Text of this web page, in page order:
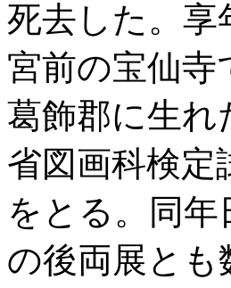
死去した。享
宮前の宝仙寺
葛飾郡に生れ
省図画科検定
をとる。同
の後両展とも